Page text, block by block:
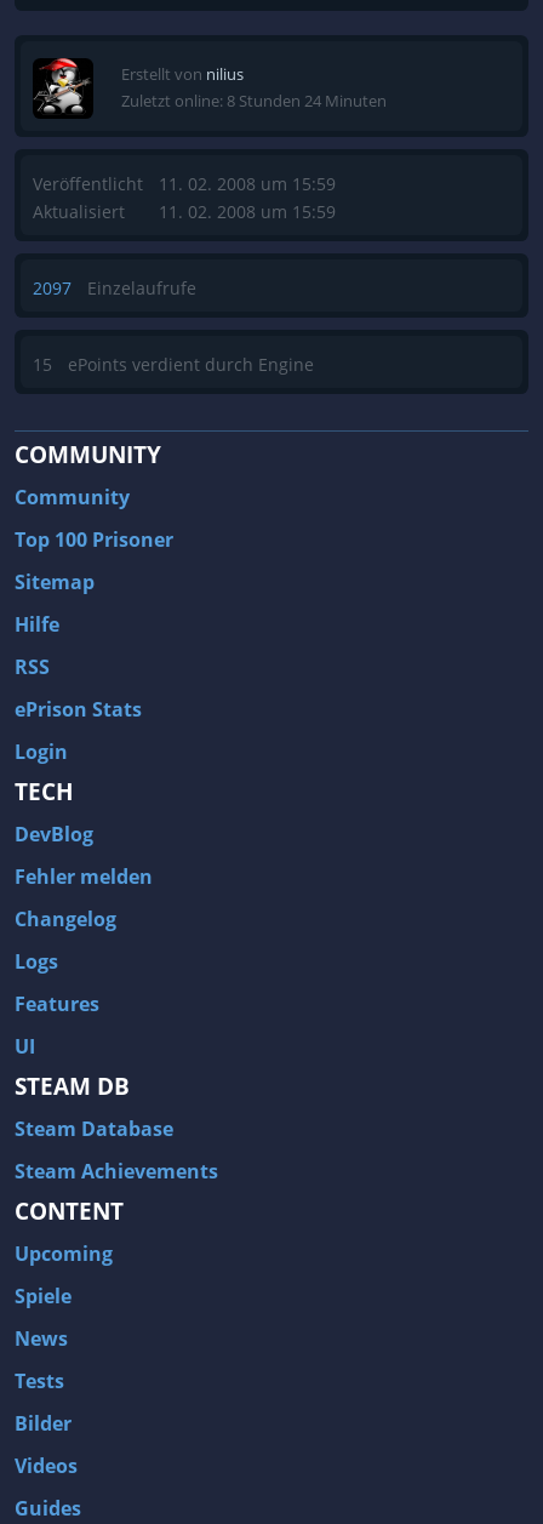
Erstellt von nilius
Zuletzt online: 8 Stunden 24 Minuten
Veröffentlicht
Aktualisiert
11. 02. 2008 um 15:59
11. 02. 2008 um 15:59
2097 Einzelaufrufe
15 ePoints verdient durch Engine
COMMUNITY
Community
Top 100 Prisoner
Sitemap
Hilfe
RSS
ePrison Stats
Login
TECH
DevBlog
Fehler melden
Changelog
Logs
Features
UI
STEAM DB
Steam Database
Steam Achievements
CONTENT
Upcoming
Spiele
News
Tests
Bilder
Videos
Guides